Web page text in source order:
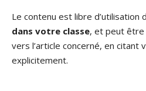
Le contenu est libre d’utilisation
dans votre classe, et peut être
vers l’article concerné, en citant
explicitement.